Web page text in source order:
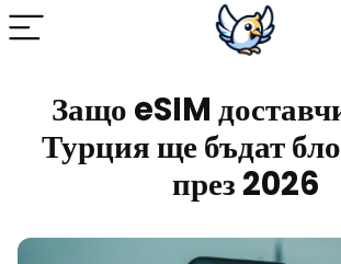
Защо eSIM
Турция ще бъдат
през 2026